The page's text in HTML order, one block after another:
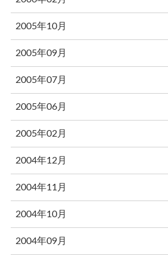
2005年10月
2005年09月
2005年07月
2005年06月
2005年02月
2004年12月
2004年11月
2004年10月
2004年09月